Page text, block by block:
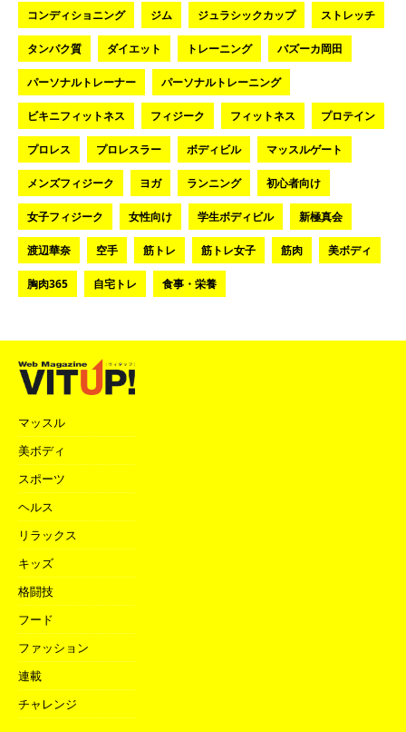
コンディショニング ジム ジュラシックカップ ストレッチ
タンパク質 ダイエット トレーニング バズーカ岡田
パーソナルトレーナー パーソナルトレーニング
ビキニフィットネス フィジーク フィットネス プロテイン
プロレス プロレスラー ボディビル マッスルゲート
メンズフィジーク ヨガ ランニング 初心者向け
女子フィジーク 女性向け 学生ボディビル 新極真会
渡辺華奈 空手 筋トレ 筋トレ女子 筋肉 美ボディ
胸肉365 自宅トレ 食事・栄養
マッスル
美ボディ
スポーツ
ヘルス
リラックス
キッズ
格闘技
フード
ファッション
連載
チャレンジ